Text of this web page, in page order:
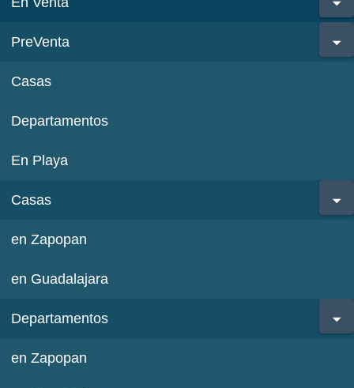
PreVenta
Casas
Departamentos
En Playa
Casas
en Zapopan
en Guadalajara
Departamentos
en Zapopan